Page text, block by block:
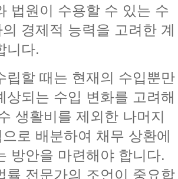
법원이 수용할 수 있는 수
경제적 능력을 고려한 계
니다.
립할 때는 현재의 수입뿐만
상되는 수입 변화를 고려해
생활비를 제외한 나머지
로 배분하여 채무 상환에
방안을 마련해야 합니다.
률 전문가의 조언이 중요합